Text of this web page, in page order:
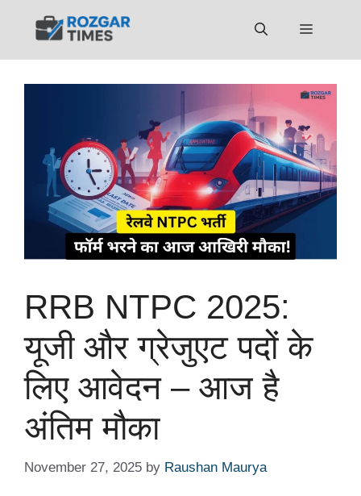
Menu
RRB NTPC 2025:
यूजी और ग्रेजुएट पदों के
लिए आवेदन – आज है
अंतिम मौका
November 27, 2025 by Raushan Maurya